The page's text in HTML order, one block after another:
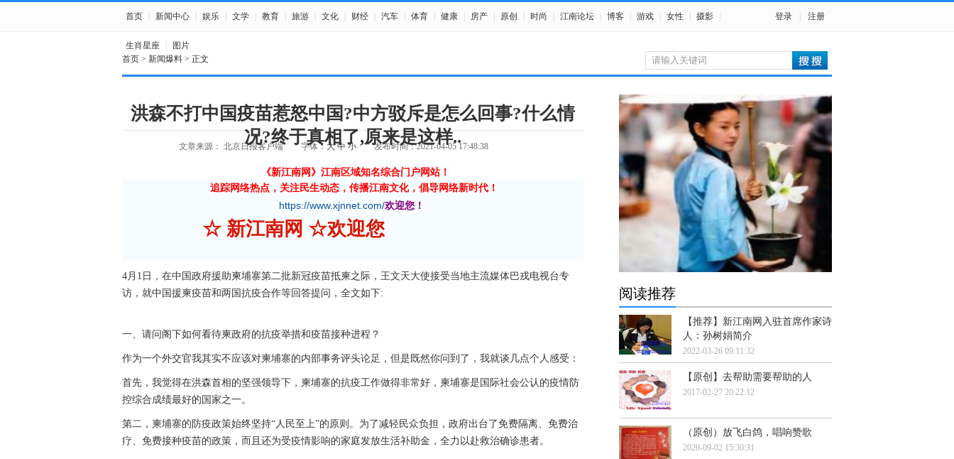
首页 新闻中心 娱乐 文学 教育 旅游 文化 财经 汽车 体育 健康 房产 原创 时尚 江南论坛 博客 游戏 女性 摄影
生肖星座 图片
登录 注册
首页 > 新闻爆料 > 正文
洪森不打中国疫苗惹怒中国?中方驳斥是怎么回事?什么情
况?终于真相了,原来是这样..
文章来源： 北京日报客户端 字体： 大 中 小 发布时间：2021-04-05 17:48:38
《新江南网》江南区域知名综合门户网站！
追踪网络热点，关注民生动态，传播江南文化，倡导网络新时代！
https://www.xjnnet.com/欢迎您！
☆ 新江南网 ☆欢迎您
4月1日，在中国政府援助柬埔寨第二批新冠疫苗抵柬之际，王文天大使接受当地主流媒体巴戎电视台专
访，就中国援柬疫苗和两国抗疫合作等回答提问，全文如下:
一、请问阁下如何看待柬政府的抗疫举措和疫苗接种进程？
作为一个外交官我其实不应该对柬埔寨的内部事务评头论足，但是既然你问到了，我就谈几点个人感受：
首先，我觉得在洪森首相的坚强领导下，柬埔寨的抗疫工作做得非常好，柬埔寨是国际社会公认的疫情防
控综合成绩最好的国家之一。
第二，柬埔寨的防疫政策始终坚持“人民至上”的原则。为了减轻民众负担，政府出台了免费隔离、免费治
疗、免费接种疫苗的政策，而且还为受疫情影响的家庭发放生活补助金，全力以赴救治确诊患者。
阅读推荐
【推荐】新江南网入驻首席作家诗
人：孙树娟简介
2022-03-26 09:11:32
【原创】去帮助需要帮助的人
2017-02-27 20:22:12
（原创）放飞白鸽，唱响赞歌
2020-09-02 15:30:31